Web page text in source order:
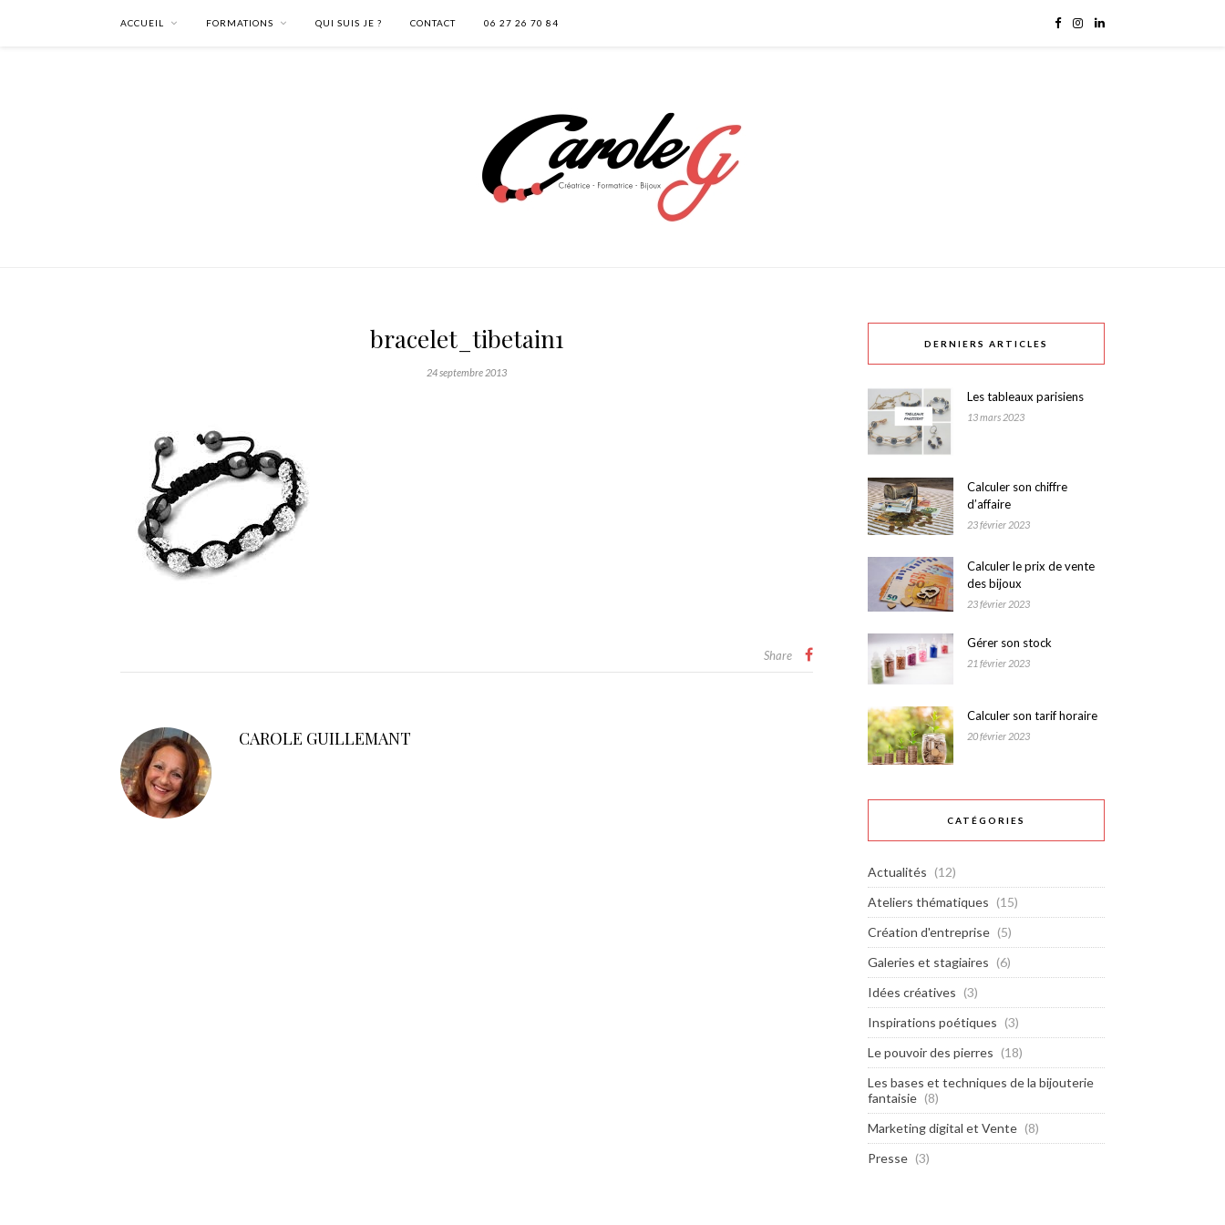
ACCUEIL FORMATIONS QUI SUIS JE ? CONTACT 06 27 26 70 84
bracelet_tibetain1
24 septembre 2013
Share
CAROLE GUILLEMANT
DERNIERS ARTICLES
Les tableaux parisiens
13 mars 2023
Calculer son chiffre
d’affaire
23 février 2023
Calculer le prix de vente
des bijoux
23 février 2023
Gérer son stock
21 février 2023
Calculer son tarif horaire
20 février 2023
CATÉGORIES
Actualités (12)
Ateliers thématiques (15)
Création d'entreprise (5)
Galeries et stagiaires (6)
Idées créatives (3)
Inspirations poétiques (3)
Le pouvoir des pierres (18)
Les bases et techniques de la bijouterie
fantaisie (8)
Marketing digital et Vente (8)
Presse (3)